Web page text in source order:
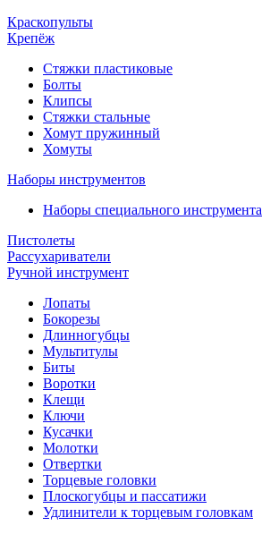
Краскопульты
Крепёж
Стяжки пластиковые
Болты
Клипсы
Стяжки стальные
Хомут пружинный
Хомуты
Наборы инструментов
Наборы специального инструмента
Пистолеты
Рассухариватели
Ручной инструмент
Лопаты
Бокорезы
Длинногубцы
Мультитулы
Биты
Воротки
Клещи
Ключи
Кусачки
Молотки
Отвертки
Торцевые головки
Плоскогубцы и пассатижи
Удлинители к торцевым головкам